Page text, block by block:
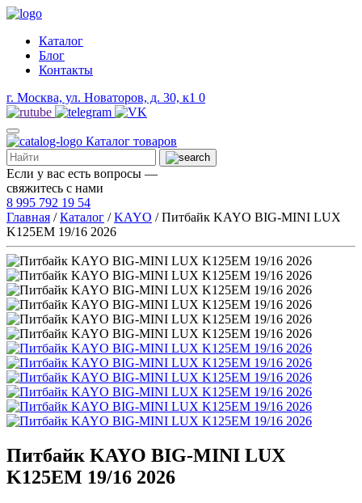
Каталог
Блог
Контакты
г. Москва, ул. Новаторов, д. 30, к1 0
Каталог товаров
Если у вас есть вопросы —
свяжитесь с нами
8 995 792 19 54
Главная / Каталог / KAYO /Питбайк KAYO BIG-MINI LUX
K125EM 19/16 2026
Питбайк KAYO BIG-MINI LUX
K125EM 19/16 2026